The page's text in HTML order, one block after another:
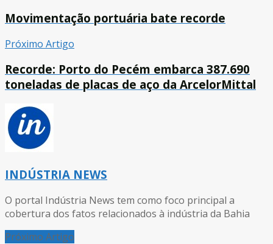
Movimentação portuária bate recorde
Próximo Artigo
Recorde: Porto do Pecém embarca 387.690
toneladas de placas de aço da ArcelorMittal
INDÚSTRIA NEWS
O portal Indústria News tem como foco principal a
cobertura dos fatos relacionados à indústria da Bahia
Próximo Artigo